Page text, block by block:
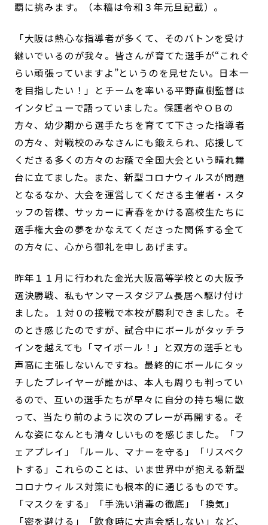
覇に挑みます。（本稿は令和３年元旦記載）。
「大阪は熱心な指導者が多くて、そのバトンを受け
継いでいるのが我々。皆さんが育てた選手が“これぐ
らい頑張っていますよ”というのを見せたい。日本一
を目指したい！」とチームを率いる平野直樹監督は
インタビューで語っていました。保護者やＯＢの
方々、幼少期から選手たちを育てて下さった指導者
の方々、対戦校のみなさんにも鍛えられ、応援して
くださる多くの方々のお蔭で全国大会という晴れ舞
台に立てました。また、新型コロナウィルスが問題
となるなか、大会を運営してくださる主催者・スタ
ッフの皆様、サッカーに青春をかける高校生たちに
選手権大会の夢をかなえてくださった関係する全て
の方々に、心から御礼を申しあげます。
昨年１１月に行われた金光大阪高等学校との大阪予
選決勝戦、私もヤンマースタジアム長居へ駆け付け
ました。１対０の接戦で本校が勝利できました。そ
のとき感じたのですが、試合中にボールがタッチラ
インを越えても「マイボール！」と双方の選手とも
声高に主張しないんですね。最終的にボールにタッ
チしたプレイヤーが誰かは、本人も周りも判ってい
るので、互いの選手たちが早々に自分の持ち場に散
って、当たり前のように次のプレーが再開する。そ
んな姿になんとも清々しいものを感じました。「フ
ェアプレイ」「ルール、マナーを守る」「リスペク
トする」これらのことは、いま世界中が抱える新型
コロナウィルス対策にも根本的に通じるものです。
「マスクをする」「手洗い消毒の徹底」「換気」
「密を避ける」「飲食時に大声会話しない」など、